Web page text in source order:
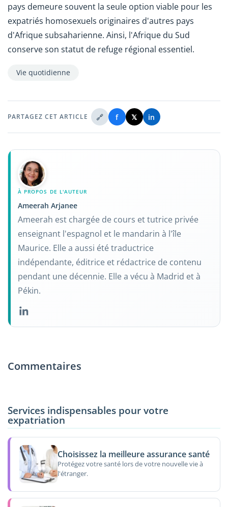
pays demeure souvent la seule option viable pour les
expatriés homosexuels originaires d'autres pays
d'Afrique subsaharienne. Ainsi, l'Afrique du Sud
conserve son statut de refuge régional essentiel.
Vie quotidienne
PARTAGEZ CET ARTICLE 🔗 f 𝕏 in
À PROPOS DE L'AUTEUR
Ameerah Arjanee
Ameerah est chargée de cours et tutrice privée
enseignant l'espagnol et le mandarin à l'île
Maurice. Elle a aussi été traductrice
indépendante, éditrice et rédactrice de contenu
pendant une décennie. Elle a vécu à Madrid et à
Pékin.
Commentaires
Services indispensables pour votre
expatriation
Choisissez la meilleure assurance santé
Protégez votre santé lors de votre nouvelle vie à
l'étranger.